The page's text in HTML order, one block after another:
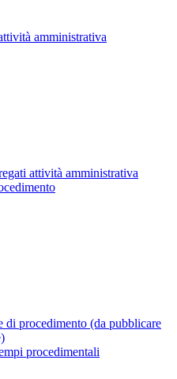
amministrativa
attività amministrativa
di procedimento (da pubblicare
procedimentali